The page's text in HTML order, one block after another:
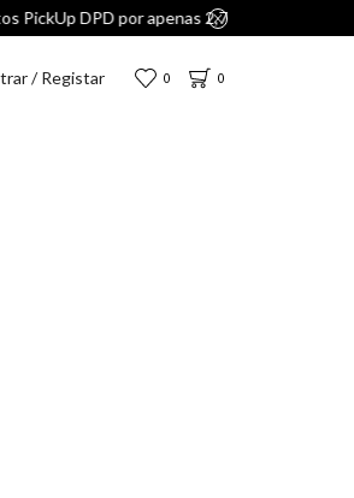
/ Registar 0 0